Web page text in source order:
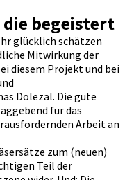
begeistert
glücklich schätzen
Mitwirkung der
diesem Projekt und bei
Dolezal. Die gute
für das
Arbeit an
zum (neuen)
Teil der